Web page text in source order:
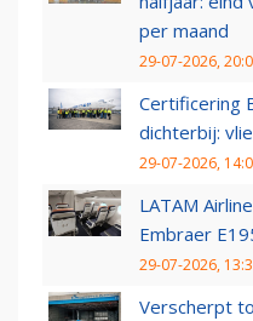
per maand
29-07-2026,
Certificering
dichterbij:
29-07-2026,
LATAM
Embraer
29-07-2026,
Verscherpt